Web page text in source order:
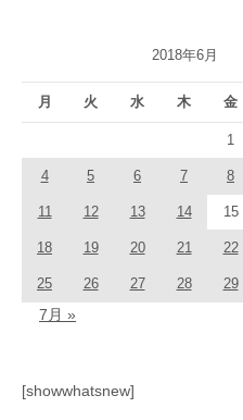
2018年6月
月 火 水 木 金
1
4 5 6 7 8
11 12 13 14 15
18 19 20 21 22
25 26 27 28 29
7月 »
[showwhatsnew]